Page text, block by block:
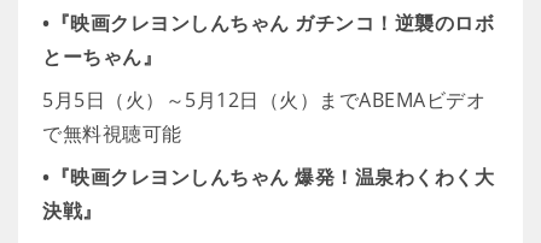
•『映画クレヨンしんちゃん ガチンコ！逆襲のロボ
とーちゃん』
5月5日（火）～5月12日（火）までABEMAビデオ
で無料視聴可能
•『映画クレヨンしんちゃん 爆発！温泉わくわく大
決戦』